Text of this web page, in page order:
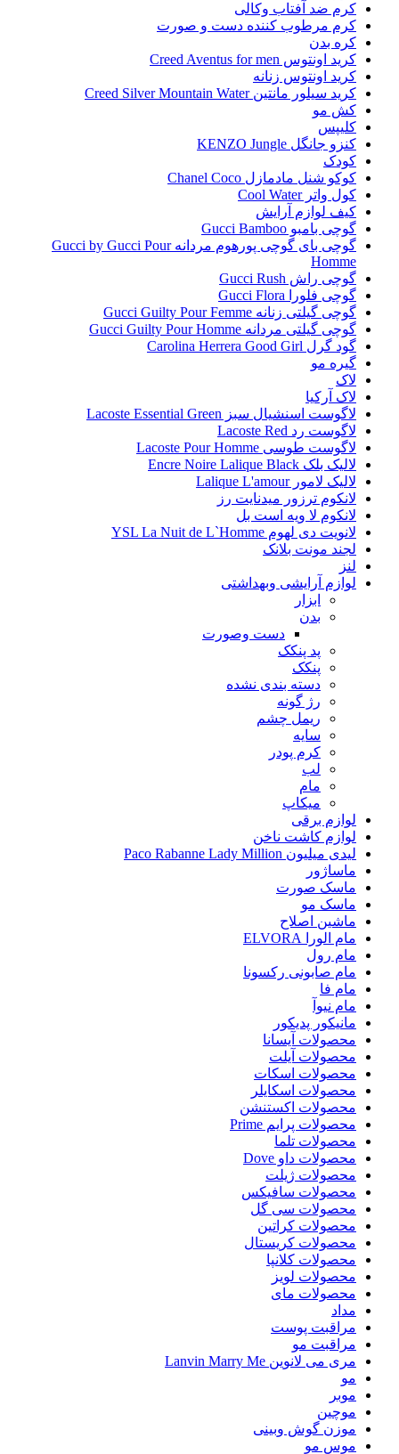
کرم ضد آفتاب وکالی
کرم مرطوب کننده دست و صورت
کره بدن
کرید اونتوس Creed Aventus for men
کرید اونتوس زنانه
کرید سیلور مانتین Creed Silver Mountain Water
کش مو
کلیپس
کنزو جانگل KENZO Jungle
کودک
کوکو شنل مادمازل Chanel Coco
کول واتر Cool Water
کیف لوازم آرایش
گوچی بامبو Gucci Bamboo
گوچی بای گوچی پورهوم مردانه Gucci by Gucci Pour
Homme
گوچی راش Gucci Rush
گوچی فلورا Gucci Flora
گوچی گیلتی زنانه Gucci Guilty Pour Femme
گوچی گیلتی مردانه Gucci Guilty Pour Homme
گود گرل Carolina Herrera Good Girl
گیره مو
لاک
لاک آرکیا
لاگوست اسنشیال سبز Lacoste Essential Green
لاگوست رد Lacoste Red
لاگوست طوسی Lacoste Pour Homme
لالیک بلک Encre Noire Lalique Black
لالیک لامور Lalique L'amour
لانکوم ترزور میدنایت رز
لانکوم لا ویه است بل
لانویت دی لهوم YSL La Nuit de L`Homme
لجند مونت بلانک
لنز
لوازم آرایشی وبهداشتی
ابزار
بدن
دست وصورت
پد پنکک
پنکک
دسته بندی نشده
رژ گونه
ریمل چشم
سایه
کرم پودر
لب
مام
میکاپ
لوازم برقی
لوازم کاشت ناخن
لیدی میلیون Paco Rabanne Lady Million
ماساژور
ماسک صورت
ماسک مو
ماشین اصلاح
مام الورا ELVORA
مام رول
مام صابونی رکسونا
مام فا
مام نیوآ
مانیکور پدیکور
محصولات آیسانا
محصولات آیلت
محصولات اسکات
محصولات اسکایلر
محصولات اکستنشن
محصولات پرایم Prime
محصولات تلما
محصولات داو Dove
محصولات ژیلت
محصولات سافیکس
محصولات سی گل
محصولات کراتین
محصولات کریستال
محصولات کلانپا
محصولات لویز
محصولات مای
مداد
مراقبت پوست
مراقبت مو
مری می لانوین Lanvin Marry Me
مو
موبر
موچین
موزن گوش وبینی
موس مو